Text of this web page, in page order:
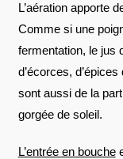
L’aération apporte
Comme si une
fermentation, le jus
d’écorces,
sont aussi de la
gorgée de soleil.
L’entrée en bouche